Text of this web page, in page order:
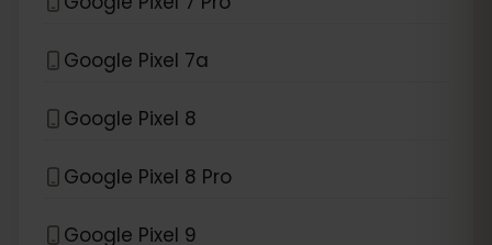
Google Pixel 7a
Google Pixel 8
Google Pixel 8 Pro
Google Pixel 9